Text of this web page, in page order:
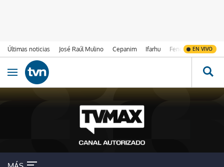
Últimas noticias José Raúl Mulino Cepanim Ifarhu Fenómeno de El
EN VIVO
Ir al contenido
Obrir navegació